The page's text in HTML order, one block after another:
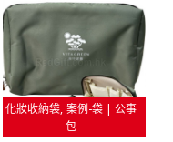
化妝收納袋 案例-袋 | 公事
包